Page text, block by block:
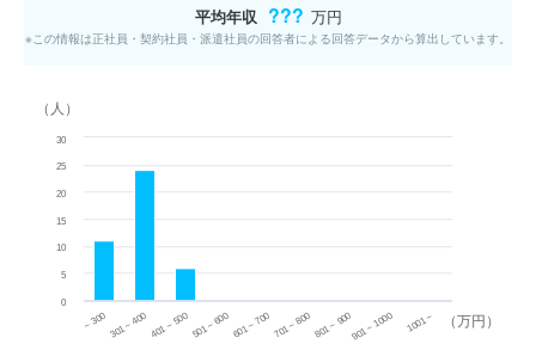
平均年収 ??? 万円
※この情報は正社員・契約社員・派遣社員の回答者による回答データから算出しています。
（万円）
（人）
~ 300 301 ~ 400 401 ~ 500501 ~ 600601 ~ 700701 ~ 800801 ~ 900901 ~ 1000 1001 ~
0
5
10
15
20
25
30